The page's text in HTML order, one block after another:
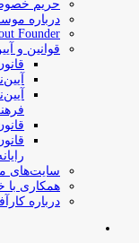
حریم
درباره
Founder
قوانین و
سایت‌های
همکاری با
درباره